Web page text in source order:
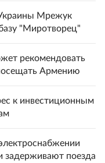
Мрежук
"Миротворец"
рекомендовать
Армению
к инвестиционным
задерживают поезда